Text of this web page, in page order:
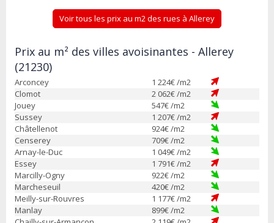
Voir tous les prix au m2 des rues à Allerey
Prix au m² des villes avoisinantes - Allerey
(21230)
Arconcey 1 224€ /m2
Clomot
2 062€ /m2
Jouey
547€ /m2
Sussey
1 207€ /m2
Châtellenot
924€ /m2
Censerey
709€ /m2
Arnay-le-Duc
1 049€ /m2
Essey
1 791€ /m2
Marcilly-Ogny
922€ /m2
Marcheseuil
420€ /m2
Meilly-sur-Rouvres
1 177€ /m2
Manlay
899€ /m2